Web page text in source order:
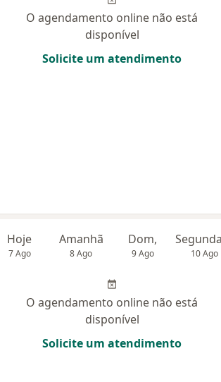
O agendamento online não está
disponível
Solicite um atendimento
Hoje
7 Ago
Amanhã
8 Ago
Dom,
9 Ago 10 Ago
O agendamento online não está
disponível
Solicite um atendimento